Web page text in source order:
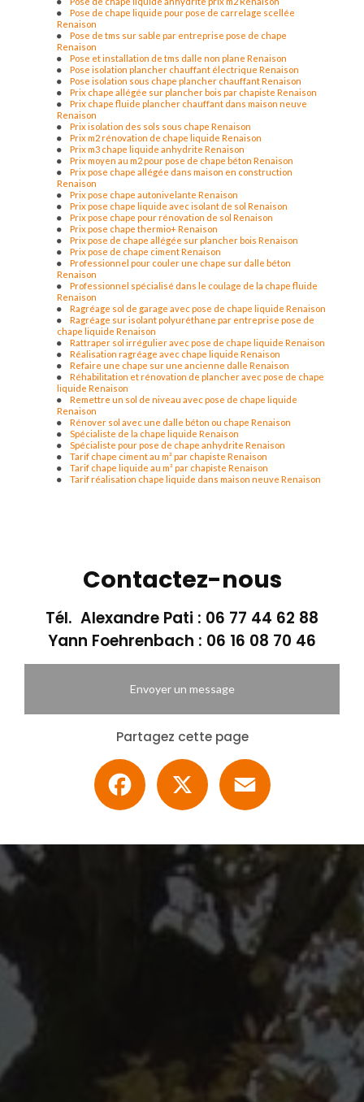
Pose de chape liquide pour pose de carrelage scellée
Renaison
Pose de tms sur sable par entreprise pose de chape
Renaison
Pose et installation de tms dalle non plane Renaison
Pose isolation plancher chauffant électrique Renaison
Pose isolation sous chape plancher chauffant Renaison
Prix chape allégée sur plancher bois par chapiste Renaison
Prix chape fluide plancher chauffant dans maison neuve
Renaison
Prix isolation des sols sous chape Renaison
Prix m2 rénovation de chape liquide Renaison
Prix m3 chape liquide anhydrite Renaison
Prix moyen au m2 pour pose de chape béton Renaison
Prix pose chape allégée dans maison en construction
Renaison
Prix pose chape autonivelante Renaison
Prix pose chape liquide avec isolant de sol Renaison
Prix pose chape pour rénovation de sol Renaison
Prix pose chape thermio+ Renaison
Prix pose de chape allégée sur plancher bois Renaison
Prix pose de chape ciment Renaison
Professionnel pour couler une chape sur dalle béton
Renaison
Professionnel spécialisé dans le coulage de la chape fluide
Renaison
Ragréage sol de garage avec pose de chape liquide Renaison
Ragréage sur isolant polyuréthane par entreprise pose de
chape liquide Renaison
Rattraper sol irrégulier avec pose de chape liquide Renaison
Réalisation ragréage avec chape liquide Renaison
Refaire une chape sur une ancienne dalle Renaison
Réhabilitation et rénovation de plancher avec pose de chape
liquide Renaison
Remettre un sol de niveau avec pose de chape liquide
Renaison
Rénover sol avec une dalle béton ou chape Renaison
Spécialiste de la chape liquide Renaison
Spécialiste pour pose de chape anhydrite Renaison
Tarif chape ciment au m² par chapiste Renaison
Tarif chape liquide au m² par chapiste Renaison
Tarif réalisation chape liquide dans maison neuve Renaison
Contactez-nous
Tél. Alexandre Pati : 06 77 44 62 88
Yann Foehrenbach : 06 16 08 70 46
Envoyer un message
Partagez cette page
Facebook